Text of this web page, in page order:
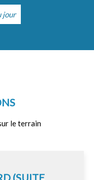
jour
le terrain
(SUITE